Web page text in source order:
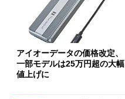
アイオーデータの価格改定、
一部モデルは25万円超の大幅
値上げに